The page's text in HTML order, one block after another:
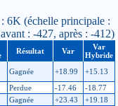
(échelle principale :
: -427, après : -412)
Résultat Var
Var
Hybride
Gagnée +18.99
+15.13
Perdue -17.46
-18.77
Gagnée +23.43
+19.18